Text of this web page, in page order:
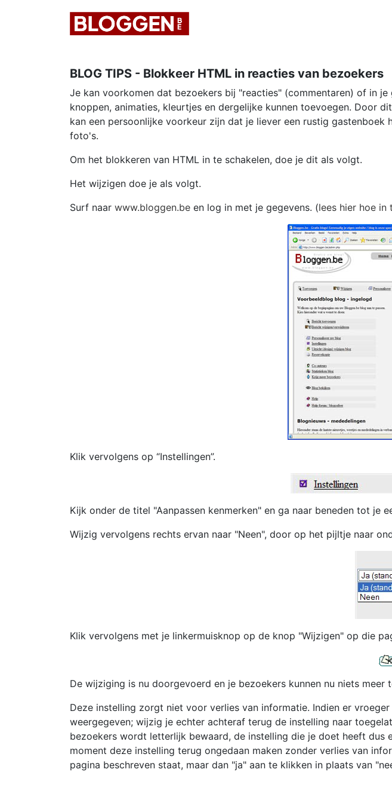
BLOG TIPS - Blokkeer HTML in reacties van bezoekers
Je kan voorkomen dat bezoekers bij "reacties" (commentaren) of in
knoppen, animaties, kleurtjes en dergelijke kunnen toevoegen. Door
kan een persoonlijke voorkeur zijn dat je liever een rustig
foto's.
Om het blokkeren van HTML in te schakelen, doe je dit als volgt.
Het wijzigen doe je als volgt.
Surf naar www.bloggen.be en log in met je gegevens. (lees hier hoe in
Klik vervolgens op “Instellingen”.
Kijk onder de titel "Aanpassen kenmerken" en ga naar beneden tot je
Wijzig vervolgens rechts ervan naar "Neen", door op het pijltje naar
Klik vervolgens met je linkermuisknop op de knop "Wijzigen" op die
De wijziging is nu doorgevoerd en je bezoekers kunnen nu niets
Deze instelling zorgt niet voor verlies van informatie. Indien er
weergegeven; wijzig je echter achteraf terug de instelling naar
bezoekers wordt letterlijk bewaard, de instelling die je doet heeft
moment deze instelling terug ongedaan maken zonder verlies van
pagina beschreven staat, maar dan "ja" aan te klikken in plaats van